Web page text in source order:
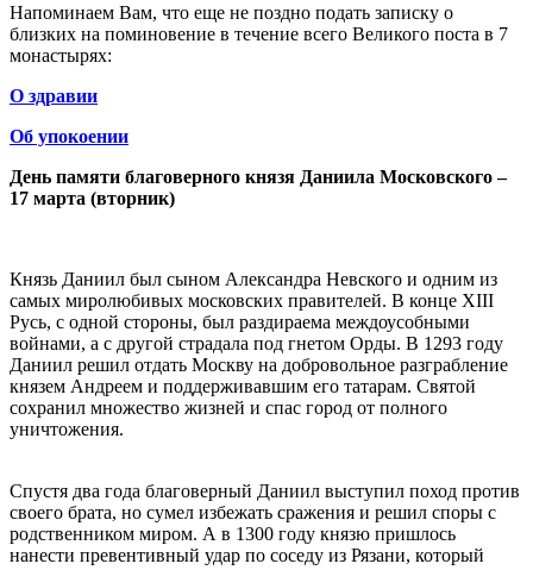
Напоминаем Вам, что еще не поздно подать записку о
близких на поминовение в течение всего Великого поста в 7
монастырях:
О здравии
Об упокоении
День памяти благоверного князя Даниила Московского –
17 марта (вторник)
Князь Даниил был сыном Александра Невского и одним из
самых миролюбивых московских правителей. В конце XIII
Русь, с одной стороны, был раздираема междоусобными
войнами, а с другой страдала под гнетом Орды. В 1293 году
Даниил решил отдать Москву на добровольное разграбление
князем Андреем и поддерживавшим его татарам. Святой
сохранил множество жизней и спас город от полного
уничтожения.
Спустя два года благоверный Даниил выступил поход против
своего брата, но сумел избежать сражения и решил споры с
родственником миром. А в 1300 году князю пришлось
нанести превентивный удар по соседу из Рязани, который